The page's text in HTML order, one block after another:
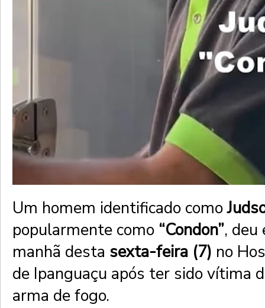
Um homem identificado como
popularmente como “Condon”, deu
manhã desta sexta-feira (7) no
de Ipanguaçu após ter sido vítima
arma de fogo.